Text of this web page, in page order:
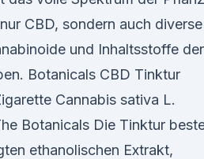
CBD, sondern auch diverse
und Inhaltsstoffe der
Botanicals CBD Tinktur
Cannabis sativa L.
Botanicals Die Tinktur
ethanolischen Extrakt,